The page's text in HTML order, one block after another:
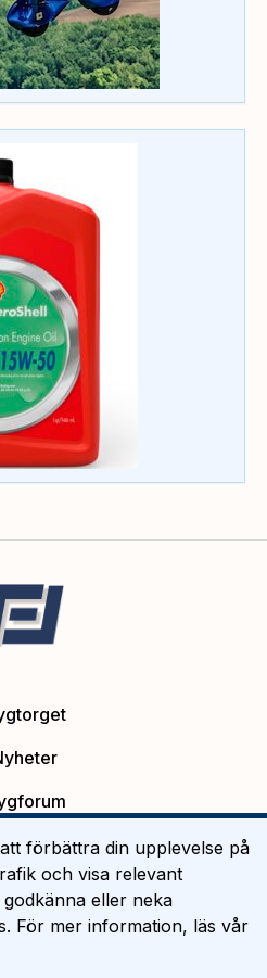
förbättra din upplevelse på
och visa relevant
eller neka
För mer information, läs vår